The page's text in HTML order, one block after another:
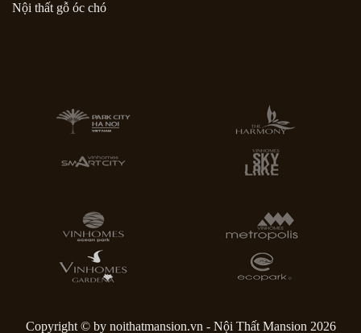
Nội thất gỗ óc chó
Copyright © by noithatmansion.vn - Nội Thất Mansion 2026